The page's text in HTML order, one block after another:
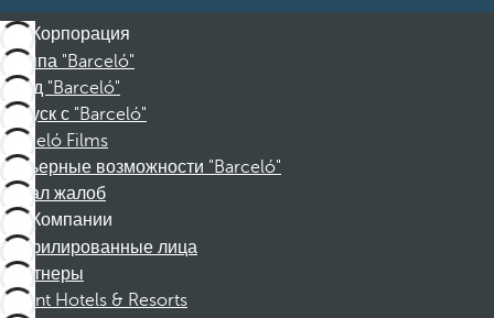
Корпорация
Группа "Barceló"
Фонд "Barceló"
Отпуск с "Barceló"
Barceló Films
Карьерные возможности "Barceló"
Канал жалоб
Компании
Аффилированные лица
Партнеры
Dorint Hotels & Resorts